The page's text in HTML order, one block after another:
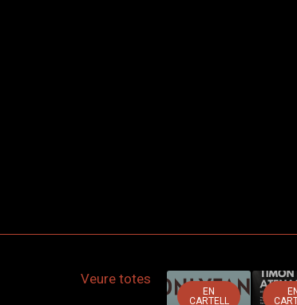
Veure totes
EN
CARTELL
EN